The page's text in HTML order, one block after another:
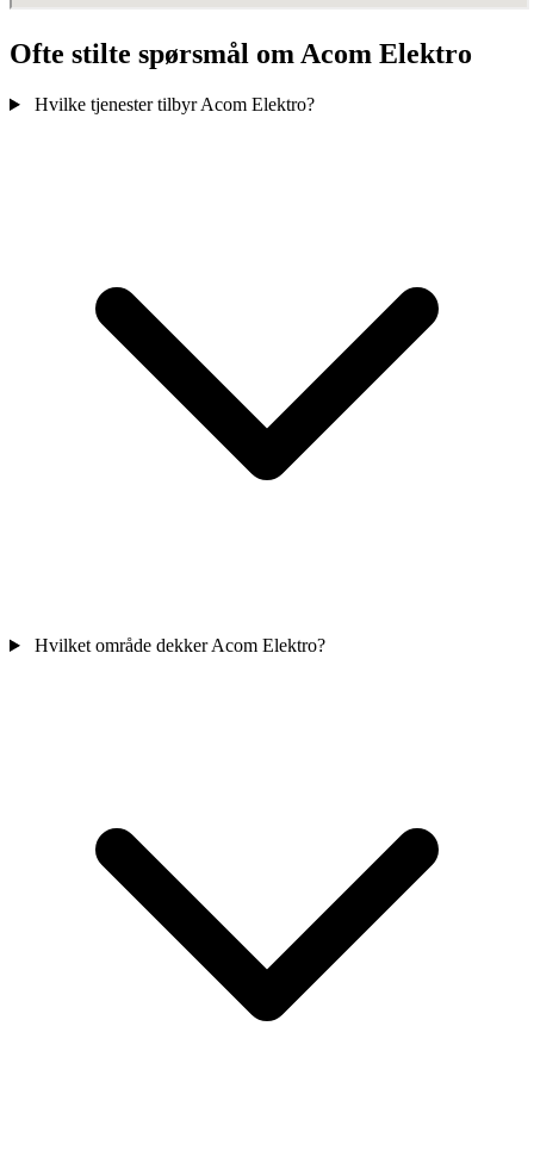
Ofte stilte spørsmål om Acom Elektro
Hvilke tjenester tilbyr Acom Elektro?
Hvilket område dekker Acom Elektro?